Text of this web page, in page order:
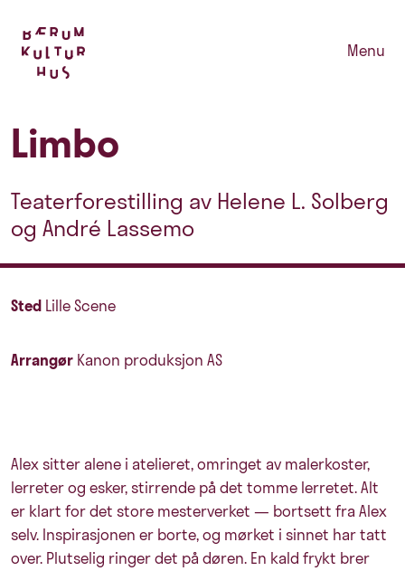
Menu
Limbo
Teaterforestilling av Helene L. Solberg
og André Lassemo
Sted Lille Scene
Arrangør Kanon produksjon AS
Alex sitter alene i atelieret, omringet av malerkoster,
lerreter og esker, stirrende på det tomme lerretet. Alt
er klart for det store mesterverket — bortsett fra Alex
selv. Inspirasjonen er borte, og mørket i sinnet har tatt
over. Plutselig ringer det på døren. En kald frykt brer